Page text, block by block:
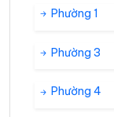
Phường 1
Phường 3
Phường 4